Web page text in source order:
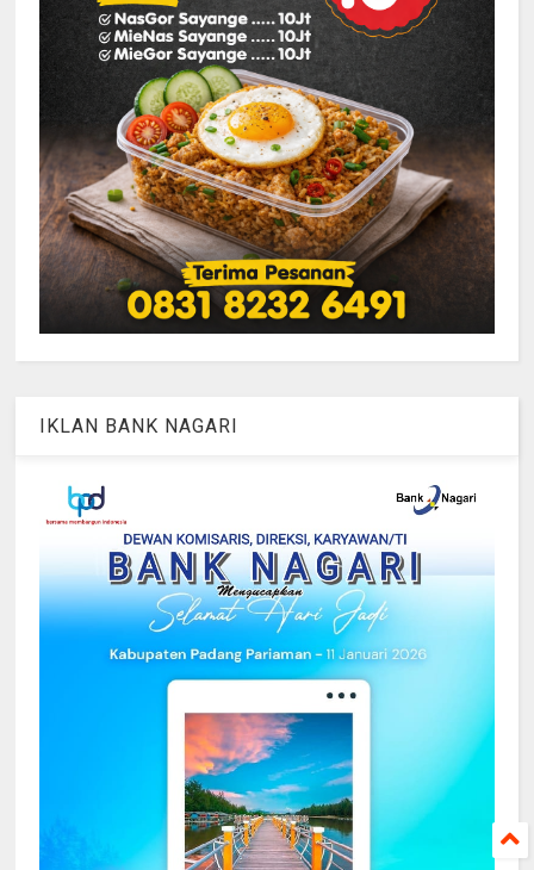
IKLAN BANK NAGARI